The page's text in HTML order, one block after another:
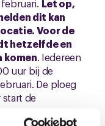
Let op,
dit kan
Voor de
hetzelfde en
komen. Iedereen
uur bij de
De ploeg
de